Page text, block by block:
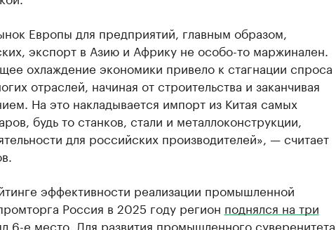
Европы для предприятий, главным образом,
экспорт в Азию и Африку не особо-то маржинален.
охлаждение экономики привело к стагнации спроса
отраслей, начиная от строительства и заканчивая
На это накладывается импорт из Китая самых
будь то станков, стали и металлоконструкции,
для российских производителей», — считает
эффективности реализации промышленной
Россия в 2025 году регион поднялся на три
6-е место. Для развития промышленного суверенитета